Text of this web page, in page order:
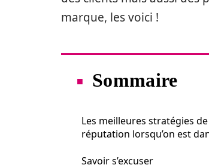
marque, les voici !
Sommaire
Les meilleures stratégies
réputation lorsqu’on est
Savoir s’excuser